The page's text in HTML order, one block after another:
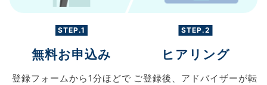
STEP.1
無料お申込み
登録フォームから 1分ほどで
STEP.2
ヒアリング
ご登録後、 アドバイザーが転